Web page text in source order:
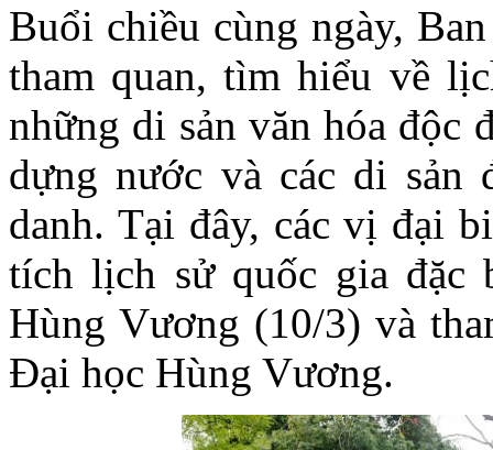
Buổi chiều cùng ngày,
tham quan, tìm hiểu về
những di sản văn hóa độc
dựng nước và các di sản
danh. Tại đây, các vị đại
tích lịch sử quốc gia đặc
Hùng Vương (10/3) và
Đại học Hùng Vương.